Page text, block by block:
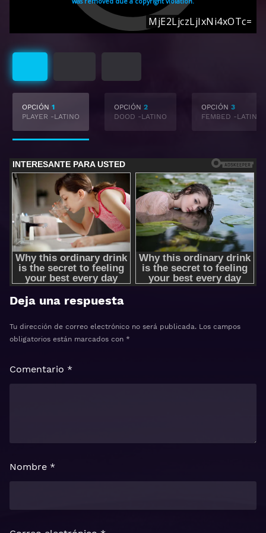
OPCIÓN 1
PLAYER -LATINO
OPCIÓN 2
DOOD -LATINO
OPCIÓN 3
FEMBED -LATINO
Deja una respuesta
Tu dirección de correo electrónico no será publicada. Los campos
obligatorios están marcados con *
Comentario *
Nombre *